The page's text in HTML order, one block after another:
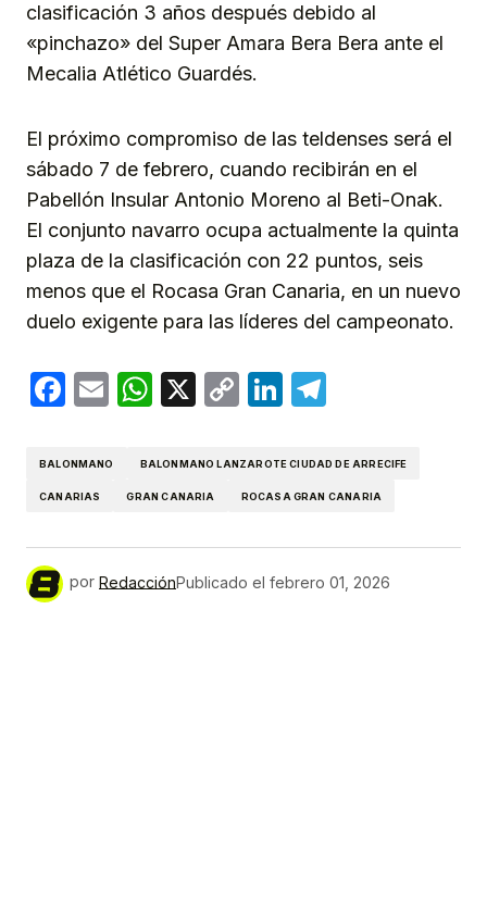
clasificación 3 años después debido al
«pinchazo» del Super Amara Bera Bera ante el
Mecalia Atlético Guardés.
El próximo compromiso de las teldenses será el
sábado 7 de febrero, cuando recibirán en el
Pabellón Insular Antonio Moreno al Beti-Onak.
El conjunto navarro ocupa actualmente la quinta
plaza de la clasificación con 22 puntos, seis
menos que el Rocasa Gran Canaria, en un nuevo
duelo exigente para las líderes del campeonato.
Facebook
EmailWhatsApp
X
CopyLinkedIn
BALONMANO BALONMANO LANZAROTE CIUDAD DE ARRECIFE
CANARIAS GRAN CANARIA ROCASA GRAN CANARIA
por RedacciónPublicado el febrero 01, 2026